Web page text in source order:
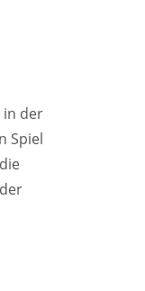
in der
Spiel